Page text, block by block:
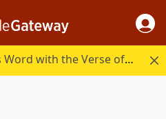
Start your day in God's Word with the Verse of the Day.